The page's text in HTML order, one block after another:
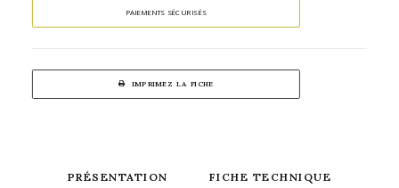
PAIEMENTS SÉCURISÉS
IMPRIMEZ LA FICHE
PRÉSENTATION FICHE TECHNIQUE